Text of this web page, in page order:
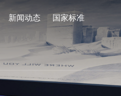
新闻动态 国家标准